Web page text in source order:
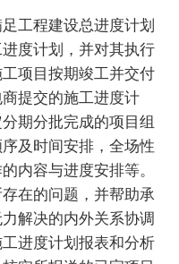
工程建设总进度计划
度计划，并对其执行
项目按期竣工并交付
提交的施工进度计
期分批完成的项目组
及时间安排，全场性
内容与进度安排等。
在的问题，并帮助承
解决的内外关系协调
进度计划报表和分析